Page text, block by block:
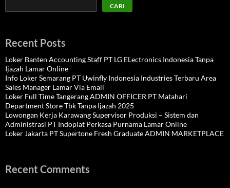
CARI
Recent Posts
Loker Banten Accounting Staff PT LG ELectronics Indonesia Tanpa
Ijazah Lamar Online
Info Loker Semarang PT Uwinfly Indonesia Industries Terbaru Area
Sales Manager Lamar Via Email
Loker Full Time Tangerang ADMIN OFFICER PT Matahari
Department Store Tbk Tanpa Ijazah 2025
Lowongan Kerja Karawang Supervisor Produksi – Sistem dan
Administrasi PT Indoplat Perkasa Purnama Lamar Online
Loker Jakarta PT Supertone Fresh Graduate ADMIN MARKETPLACE
Recent Comments